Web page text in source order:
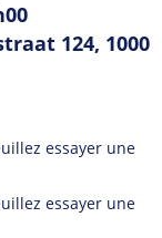
124, 1000
essayer une
essayer une